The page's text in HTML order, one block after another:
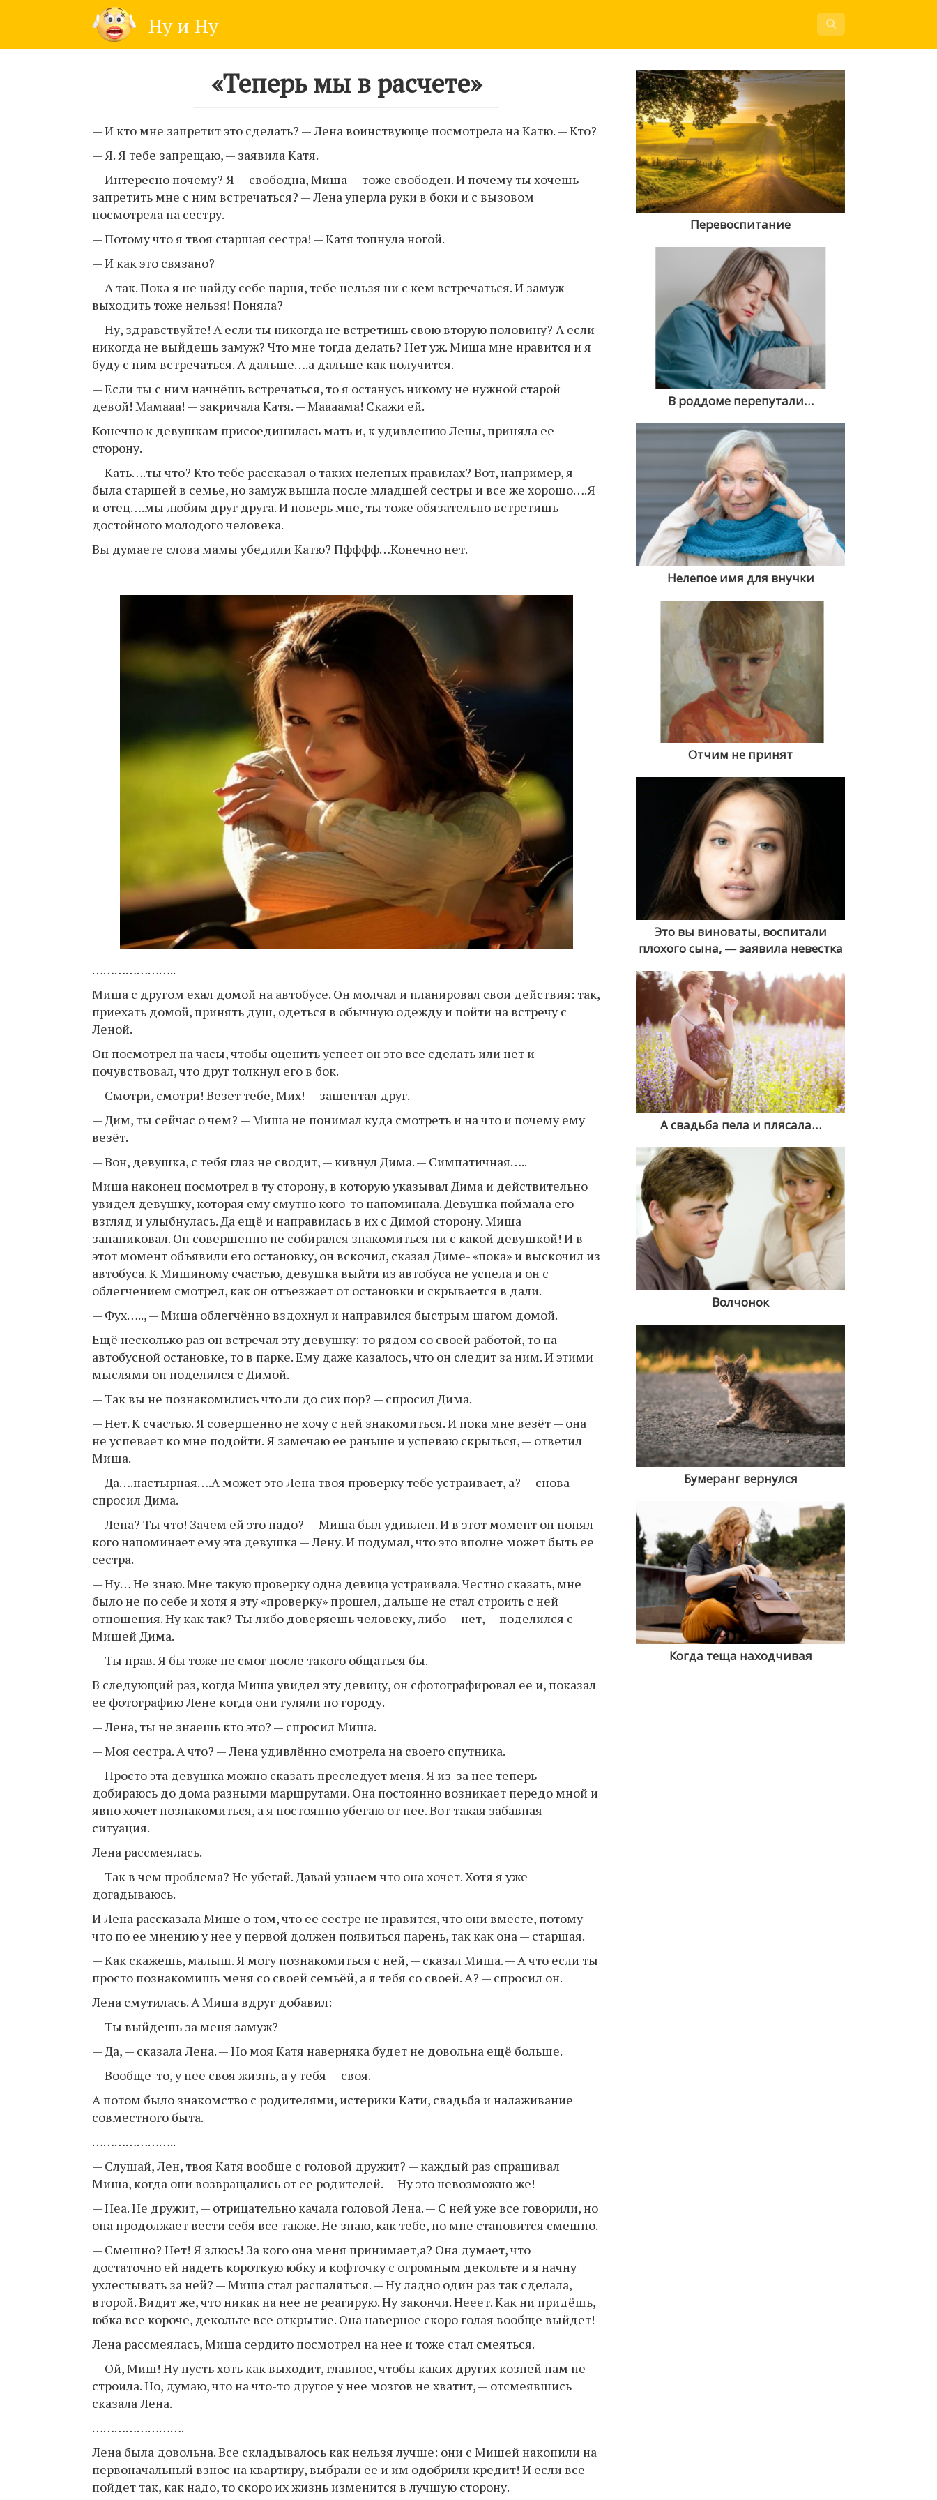
Ну и Ну
«Теперь мы в расчете»
— И кто мне запретит это сделать? — Лена воинствующе посмотрела на Катю. — Кто?
— Я. Я тебе запрещаю, — заявила Катя.
— Интересно почему? Я — свободна, Миша — тоже свободен. И почему ты хочешь
запретить мне с ним встречаться? — Лена уперла руки в боки и с вызовом
посмотрела на сестру.
— Потому что я твоя старшая сестра! — Катя топнула ногой.
— И как это связано?
— А так. Пока я не найду себе парня, тебе нельзя ни с кем встречаться. И замуж
выходить тоже нельзя! Поняла?
— Ну, здравствуйте! А если ты никогда не встретишь свою вторую половину? А если
никогда не выйдешь замуж? Что мне тогда делать? Нет уж. Миша мне нравится и я
буду с ним встречаться. А дальше….а дальше как получится.
— Если ты с ним начнёшь встречаться, то я останусь никому не нужной старой
девой! Мамааа! — закричала Катя. — Маааама! Скажи ей.
Конечно к девушкам присоединилась мать и, к удивлению Лены, приняла ее
сторону.
— Кать….ты что? Кто тебе рассказал о таких нелепых правилах? Вот, например, я
была старшей в семье, но замуж вышла после младшей сестры и все же хорошо….Я
и отец….мы любим друг друга. И поверь мне, ты тоже обязательно встретишь
достойного молодого человека.
Вы думаете слова мамы убедили Катю? Пфффф…Конечно нет.
…………………..
Миша с другом ехал домой на автобусе. Он молчал и планировал свои действия: так,
приехать домой, принять душ, одеться в обычную одежду и пойти на встречу с
Леной.
Он посмотрел на часы, чтобы оценить успеет он это все сделать или нет и
почувствовал, что друг толкнул его в бок.
— Смотри, смотри! Везет тебе, Мих! — зашептал друг.
— Дим, ты сейчас о чем? — Миша не понимал куда смотреть и на что и почему ему
везёт.
— Вон, девушка, с тебя глаз не сводит, — кивнул Дима. — Симпатичная…..
Миша наконец посмотрел в ту сторону, в которую указывал Дима и действительно
увидел девушку, которая ему смутно кого-то напоминала. Девушка поймала его
взгляд и улыбнулась. Да ещё и направилась в их с Димой сторону. Миша
запаниковал. Он совершенно не собирался знакомиться ни с какой девушкой! И в
этот момент объявили его остановку, он вскочил, сказал Диме- «пока» и выскочил из
автобуса. К Мишиному счастью, девушка выйти из автобуса не успела и он с
облегчением смотрел, как он отъезжает от остановки и скрывается в дали.
— Фух….., — Миша облегчённо вздохнул и направился быстрым шагом домой.
Ещё несколько раз он встречал эту девушку: то рядом со своей работой, то на
автобусной остановке, то в парке. Ему даже казалось, что он следит за ним. И этими
мыслями он поделился с Димой.
— Так вы не познакомились что ли до сих пор? — спросил Дима.
— Нет. К счастью. Я совершенно не хочу с ней знакомиться. И пока мне везёт — она
не успевает ко мне подойти. Я замечаю ее раньше и успеваю скрыться, — ответил
Миша.
— Да….настырная….А может это Лена твоя проверку тебе устраивает, а? — снова
спросил Дима.
— Лена? Ты что! Зачем ей это надо? — Миша был удивлен. И в этот момент он понял
кого напоминает ему эта девушка — Лену. И подумал, что это вполне может быть ее
сестра.
— Ну… Не знаю. Мне такую проверку одна девица устраивала. Честно сказать, мне
было не по себе и хотя я эту «проверку» прошел, дальше не стал строить с ней
отношения. Ну как так? Ты либо доверяешь человеку, либо — нет, — поделился с
Мишей Дима.
— Ты прав. Я бы тоже не смог после такого общаться бы.
В следующий раз, когда Миша увидел эту девицу, он сфотографировал ее и, показал
ее фотографию Лене когда они гуляли по городу.
— Лена, ты не знаешь кто это? — спросил Миша.
— Моя сестра. А что? — Лена удивлённо смотрела на своего спутника.
— Просто эта девушка можно сказать преследует меня. Я из-за нее теперь
добираюсь до дома разными маршрутами. Она постоянно возникает передо мной и
явно хочет познакомиться, а я постоянно убегаю от нее. Вот такая забавная
ситуация.
Лена рассмеялась.
— Так в чем проблема? Не убегай. Давай узнаем что она хочет. Хотя я уже
догадываюсь.
И Лена рассказала Мише о том, что ее сестре не нравится, что они вместе, потому
что по ее мнению у нее у первой должен появиться парень, так как она — старшая.
— Как скажешь, малыш. Я могу познакомиться с ней, — сказал Миша. — А что если ты
просто познакомишь меня со своей семьёй, а я тебя со своей. А? — спросил он.
Лена смутилась. А Миша вдруг добавил:
— Ты выйдешь за меня замуж?
— Да, — сказала Лена. — Но моя Катя наверняка будет не довольна ещё больше.
— Вообще-то, у нее своя жизнь, а у тебя — своя.
А потом было знакомство с родителями, истерики Кати, свадьба и налаживание
совместного быта.
…………………..
— Слушай, Лен, твоя Катя вообще с головой дружит? — каждый раз спрашивал
Миша, когда они возвращались от ее родителей. — Ну это невозможно же!
— Неа. Не дружит, — отрицательно качала головой Лена. — С ней уже все говорили, но
она продолжает вести себя все также. Не знаю, как тебе, но мне становится смешно.
— Смешно? Нет! Я злюсь! За кого она меня принимает,а? Она думает, что
достаточно ей надеть короткую юбку и кофточку с огромным декольте и я начну
ухлестывать за ней? — Миша стал распаляться. — Ну ладно один раз так сделала,
второй. Видит же, что никак на нее не реагирую. Ну закончи. Нееет. Как ни придёшь,
юбка все короче, декольте все открытие. Она наверное скоро голая вообще выйдет!
Лена рассмеялась, Миша сердито посмотрел на нее и тоже стал смеяться.
— Ой, Миш! Ну пусть хоть как выходит, главное, чтобы каких других козней нам не
строила. Но, думаю, что на что-то другое у нее мозгов не хватит, — отсмеявшись
сказала Лена.
…………………….
Лена была довольна. Все складывалось как нельзя лучше: они с Мишей накопили на
первоначальный взнос на квартиру, выбрали ее и им одобрили кредит! И если все
пойдет так, как надо, то скоро их жизнь изменится в лучшую сторону.
Перевоспитание
В роддоме перепутали…
Нелепое имя для внучки
Отчим не принят
Это вы виноваты, воспитали
плохого сына, — заявила невестка
А свадьба пела и плясала…
Волчонок
Бумеранг вернулся
Когда теща находчивая